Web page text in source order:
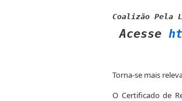
Coalizão Pela
Acesse
Torna-se mais
O Certificado de